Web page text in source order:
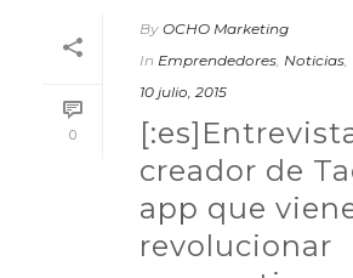
0
By OCHO Marketing
In Emprendedores, Noticias,
10 julio, 2015
creador de
app que
revolucionar